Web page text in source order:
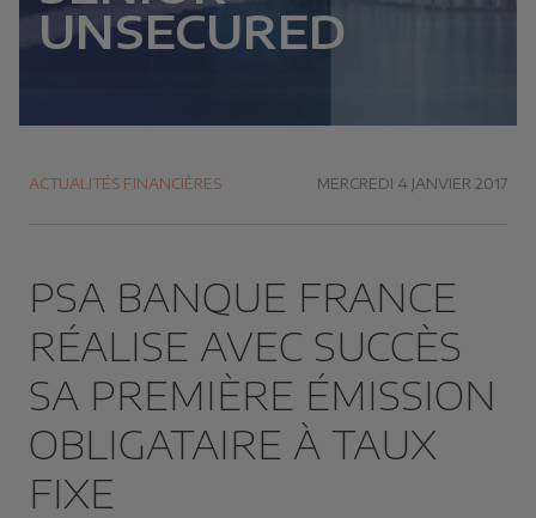
UNSECURED
ACTUALITÉS FINANCIÈRES MERCREDI 4 JANVIER 2017
PSA BANQUE FRANCE
RÉALISE AVEC SUCCÈS
SA PREMIÈRE ÉMISSION
OBLIGATAIRE À TAUX
FIXE